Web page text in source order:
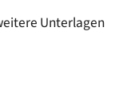
Unterlagen